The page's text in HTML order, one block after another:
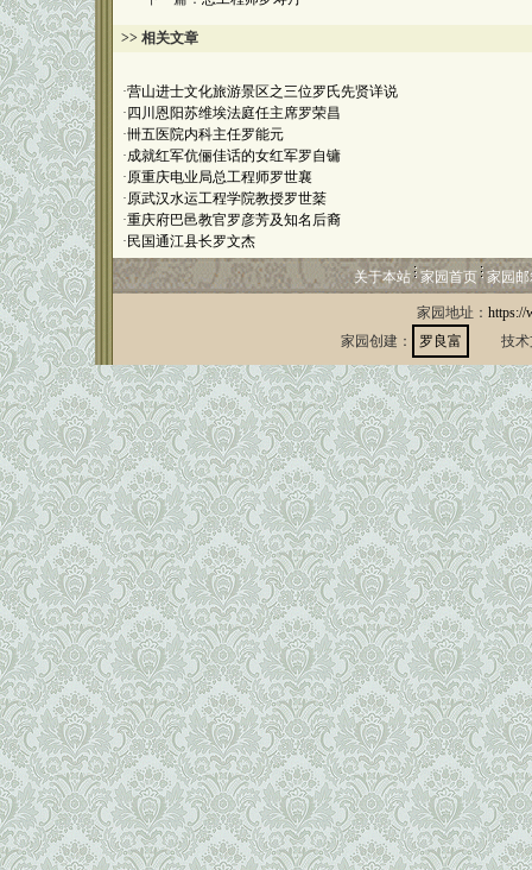
>> 相关文章
·营山进士文化旅游景区之三位罗氏先贤详说
· 四川恩阳苏维埃法庭任主席罗荣昌
·卌五医院内科主任罗能元
·成就红军伉俪佳话的女红军罗自镛
·原重庆电业局总工程师罗世襄
·原武汉水运工程学院教授罗世棻
·重庆府巴邑教官罗彦芳及知名后裔
· 民国通江县长罗文杰
关于本站 家园首页 家园
家园地址： https://
家园创建：
罗良富 技术